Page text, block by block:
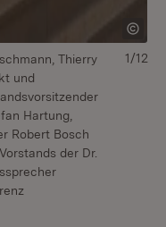
Thierry
und
Hartung,
Robert Bosch
der Dr.
1/12